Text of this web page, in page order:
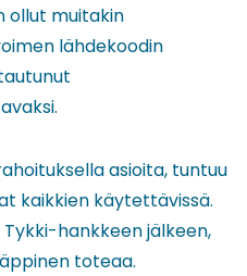
ollut muitakin
lähdekoodin
asioita, tuntuu
kaikkien käytettävissä.
hankkeen jälkeen,
toteaa.